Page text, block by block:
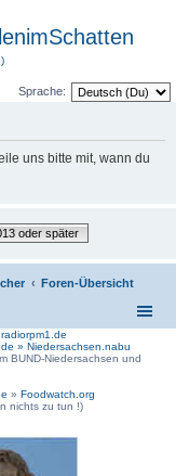
Sprache:
uns bitte mit, wann du
oder später
Foren-Übersicht
radiorpm1.de
» Niedersachsen.nabu
BUND-Niedersachsen und
» Foodwatch.org
nichts zu tun !)